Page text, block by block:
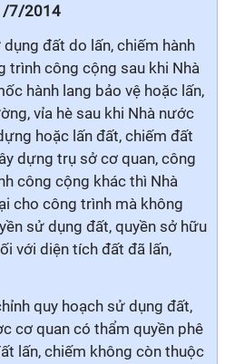
7/2014
đất do lấn, chiếm hành
trình công cộng sau khi Nhà
hành lang bảo vệ hoặc lấn,
vỉa hè sau khi Nhà nước
hoặc lấn đất, chiếm đất
dựng trụ sở cơ quan, công
công cộng khác thì Nhà
cho công trình mà không
sử dụng đất, quyền sở hữu
với diện tích đất đã lấn,
quy hoạch sử dụng đất,
cơ quan có thẩm quyền phê
lấn, chiếm không còn thuộc